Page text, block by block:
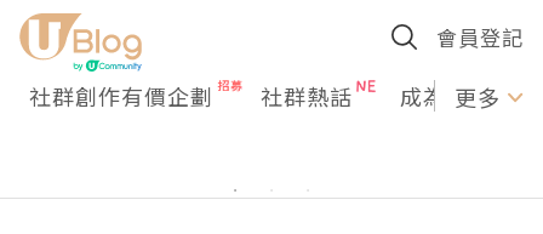
會員登記
社群創作有價企劃 社群熱話 成為U更多